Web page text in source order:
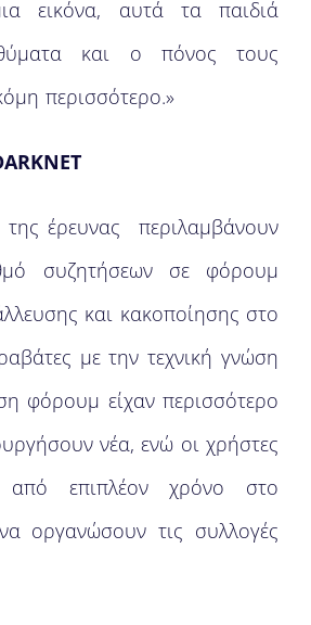
εικόνα, αυτά τα παιδιά
θύματα και o πόνος τους
περισσότερο.»
έρευνας περιλαμβάνουν
συζητήσεων σε φόρουμ
και κακοποίησης στο
με την τεχνική γνώση
φόρουμ είχαν περισσότερο
νέα, ενώ οι χρήστες
από επιπλέον χρόνο στο
οργανώσουν τις συλλογές